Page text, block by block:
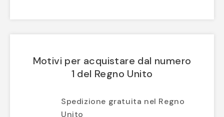
Motivi per acquistare dal numero
1 del Regno Unito
Spedizione gratuita nel Regno
Unito